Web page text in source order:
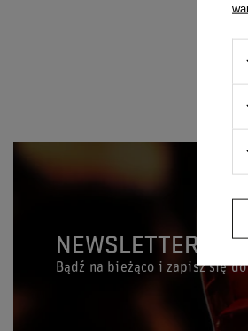
NEWSLETTER
Bądź na bieżąco i zapisz się